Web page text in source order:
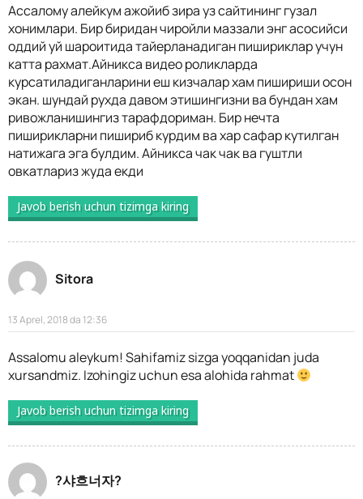
Ассалому алейкум ажойиб зира уз сайтининг гузал
хонимлари. Бир биридан чиройли маззали энг асосийси
оддий уй шароитида тайерланадиган пишириклар учун
катта рахмат.Айникса видео роликларда
курсатиладиганларини еш кизчалар хам пишириши осон
экан. шундай рухда давом этишингизни ва бундан хам
ривожланишингиз тарафдориман. Бир нечта
пиширикларни пишириб курдим ва хар сафар кутилган
натижага эга булдим. Айникса чак чак ва гуштли
овкатлариз жуда екди
Javob berish uchun tizimga kiring
Sitora
13 Aprel, 2018 da 12:36
Assalomu aleykum! Sahifamiz sizga yoqqanidan juda
xursandmiz. Izohingiz uchun esa alohida rahmat
Javob berish uchun tizimga kiring
?샤흐너자?